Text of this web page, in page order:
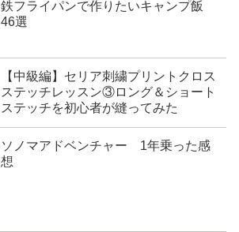
鉄フライパンで作りたいキャンプ飯
46選
【中級編】セリア刺繍プリントクロス
ステッチレッスン③ロング＆ショート
ステッチを初心者が縫ってみた
ソノマアドベンチャー 1年乗った感
想